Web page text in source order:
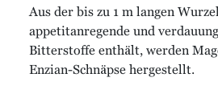
Aus der bis zu 1 m langen
appetitanregende und
Bitterstoffe enthält, werden
Enzian-Schnäpse hergestellt.